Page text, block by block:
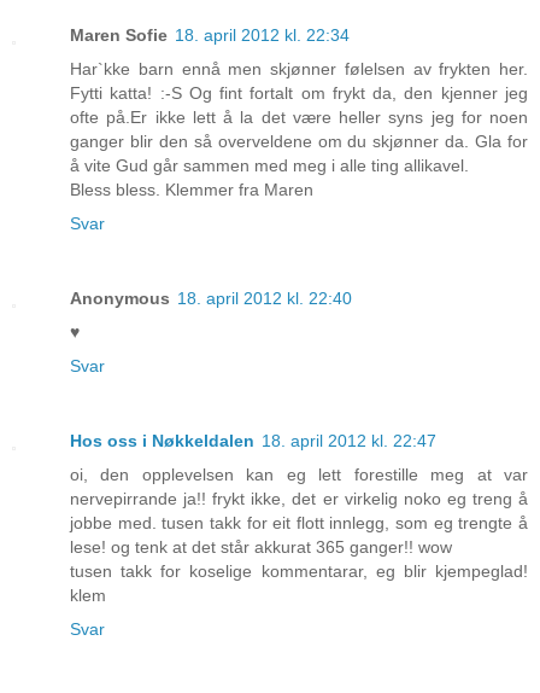
Maren Sofie 18. april 2012 kl. 22:34
Har`kke barn ennå men skjønner følelsen av frykten her.
Fytti katta! :-S Og fint fortalt om frykt da, den kjenner jeg
ofte på.Er ikke lett å la det være heller syns jeg for noen
ganger blir den så overveldene om du skjønner da. Gla for
å vite Gud går sammen med meg i alle ting allikavel.
Bless bless. Klemmer fra Maren
Svar
Anonymous 18. april 2012 kl. 22:40
♥
Svar
Hos oss i Nøkkeldalen 18. april 2012 kl. 22:47
oi, den opplevelsen kan eg lett forestille meg at var
nervepirrande ja!! frykt ikke, det er virkelig noko eg treng å
jobbe med. tusen takk for eit flott innlegg, som eg trengte å
lese! og tenk at det står akkurat 365 ganger!! wow
tusen takk for koselige kommentarar, eg blir kjempeglad!
klem
Svar